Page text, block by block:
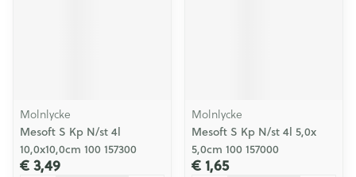
Molnlycke
Mesoft S Kp N/st 4l
10,0x10,0cm 100 157300
€ 3,49
Molnlycke
Mesoft S Kp N/st 4l 5,0x
5,0cm 100 157000
€ 1,65